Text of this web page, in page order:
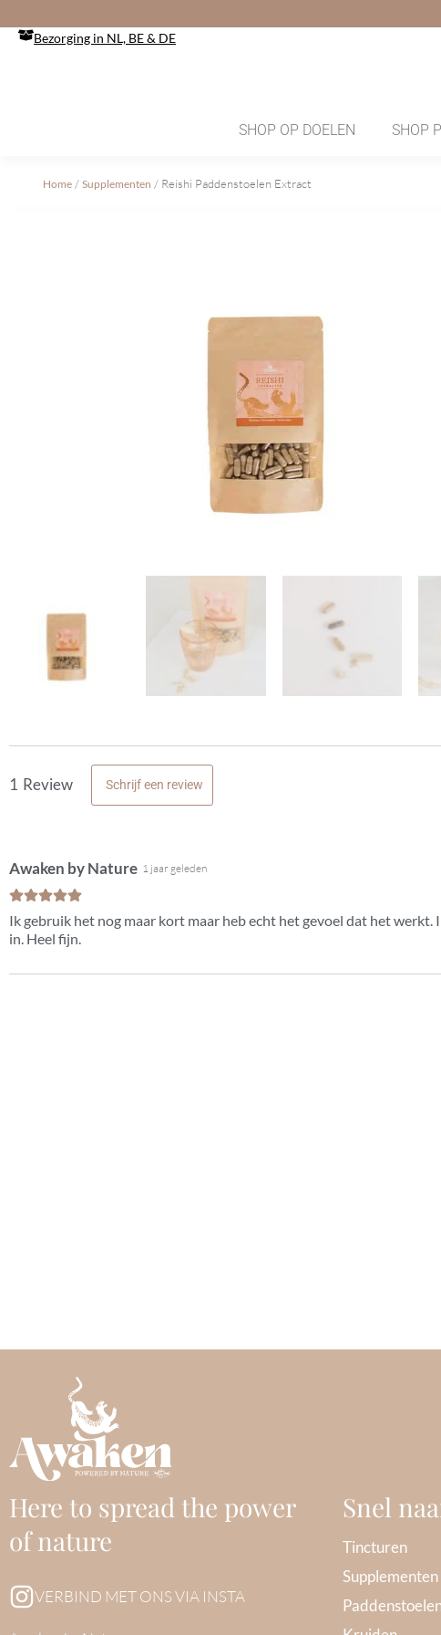
naar Bezorging in NL, BE & DE
SHOP OP DOELEN SHOP
Home / Supplementen / Reishi Paddenstoelen Extract
1 Review Schrijf een review
Awaken by Nature 1 jaar geleden
Ik gebruik het nog maar kort maar heb echt het gevoel dat het werkt.
in. Heel fijn.
Here to spread the power
of nature
VERBIND MET ONS VIA INSTA
Snel
Tincturen
Supplementen